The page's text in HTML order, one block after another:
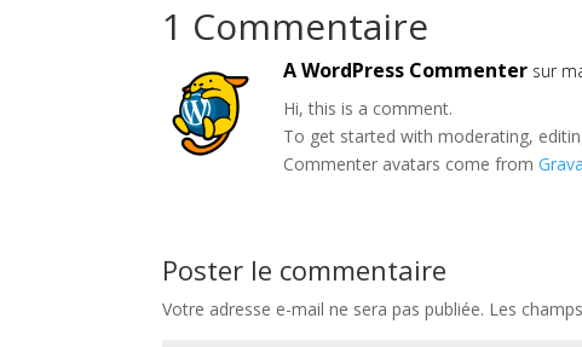
1 Commentaire
A WordPress Commenter sur
Hi, this is a comment.
To get started with moderating,
Commenter avatars come from
Poster le commentaire
Votre adresse e-mail ne sera pas publiée. Les